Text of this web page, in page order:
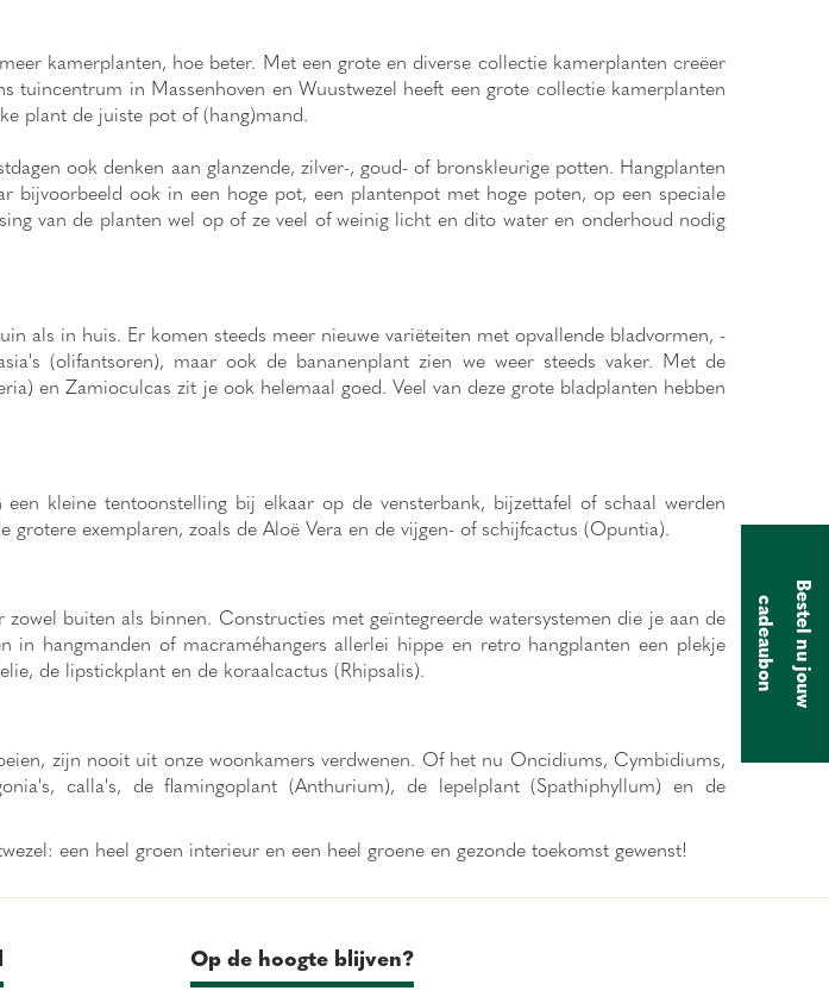
kamerplanten, hoe beter. Met een grote en diverse collectie kamerplanten creëer
tuincentrum in Massenhoven en Wuustwezel heeft een grote collectie kamerplanten
plant de juiste pot of (hang)mand.
ook denken aan glanzende, zilver-, goud- of bronskleurige potten. Hangplanten
ook in een hoge pot, een plantenpot met hoge poten, op een speciale
van de planten wel op of ze veel of weinig licht en dito water en onderhoud nodig
als in huis. Er komen steeds meer nieuwe variëteiten met opvallende bladvormen, -
(olifantsoren), maar ook de bananenplant zien we weer steeds vaker. Met de
en Zamioculcas zit je ook helemaal goed. Veel van deze grote bladplanten hebben
kleine tentoonstelling bij elkaar op de vensterbank, bijzettafel of schaal werden
exemplaren, zoals de Aloë Vera en de vijgen- of schijfcactus (Opuntia).
buiten als binnen. Constructies met geïntegreerde watersystemen die je aan de
hangmanden of macraméhangers allerlei hippe en retro hangplanten een plekje
de lipstickplant en de koraalcactus (Rhipsalis).
zijn nooit uit onze woonkamers verdwenen. Of het nu Oncidiums, Cymbidiums,
calla's, de flamingoplant (Anthurium), de lepelplant (Spathiphyllum) en de
een heel groen interieur en een heel groene en gezonde toekomst gewenst!
Op de hoogte blijven?
B
e
s
t
e
l
n
u
j
o
u
w
ca
d
e
a
u
b
o
n